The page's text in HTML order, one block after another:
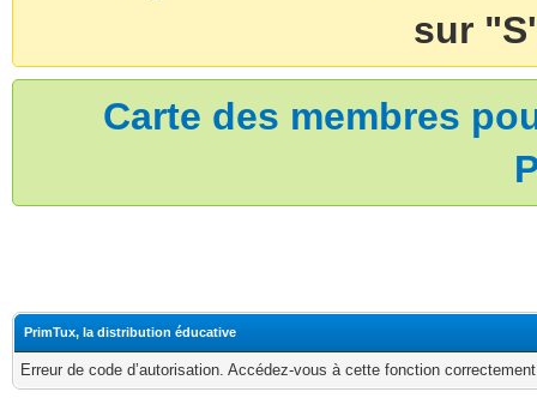
sur
Carte des membres
PrimTux, la distribution éducative
Erreur de code d’autorisation. Accédez-vous à cette fonction